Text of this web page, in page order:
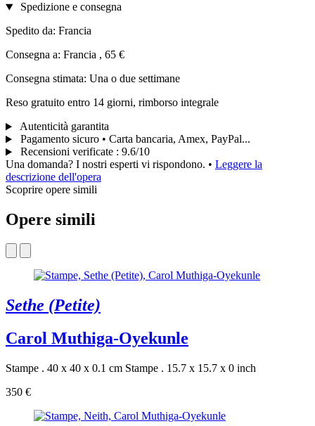
Spedizione e consegna
Spedito da: Francia
Consegna a: Francia , 65 €
Consegna stimata: Una o due settimane
Reso gratuito entro 14 giorni, rimborso integrale
Autenticità garantita
Pagamento sicuro • Carta bancaria, Amex, PayPal...
Recensioni verificate : 9.6/10
Una domanda? I nostri esperti vi rispondono. • Leggere la
descrizione dell'opera
Scoprire opere simili
Opere simili
Sethe (Petite)
Carol Muthiga-Oyekunle
Stampe . 40 x 40 x 0.1 cm Stampe . 15.7 x 15.7 x 0 inch
350 €